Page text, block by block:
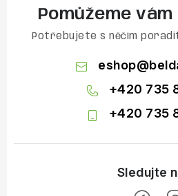
Pomůžeme
Potřebujete s něčím
eshop@
+420 735
+420 735